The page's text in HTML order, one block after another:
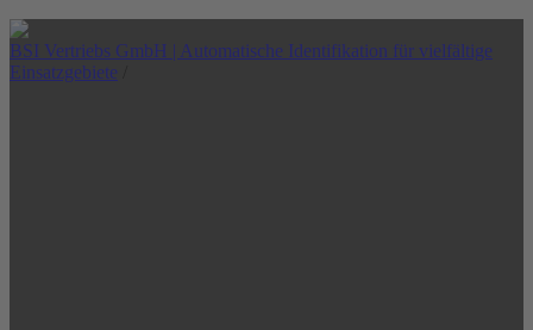
BSI Vertriebs GmbH | Automatische Identifikation für vielfältige
Einsatzgebiete